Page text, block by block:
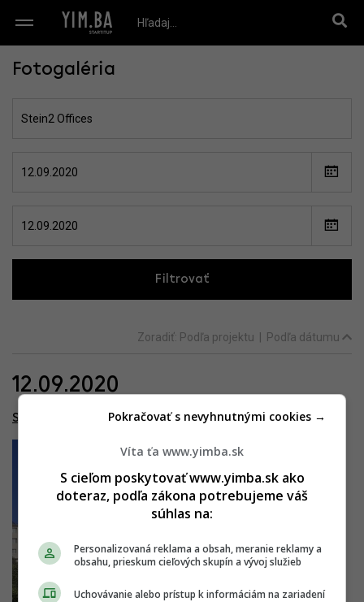
Fotogaléria
Filtrovať
Zoradiť: Podľa projektu Podľa dátumu
12.09.2020
Stein2 Offices
Víta ťa www.yimba.sk
S cieľom poskytovať www.yimba.sk ako
doteraz, podľa zákona potrebujeme váš
súhlas na:
Personalizovaná reklama a obsah, meranie reklamy a
obsahu, prieskum cieľových skupín a vývoj služieb
Uchovávanie alebo prístup k informáciám na zariadení
Pokračovať s nevyhnutnými cookies →